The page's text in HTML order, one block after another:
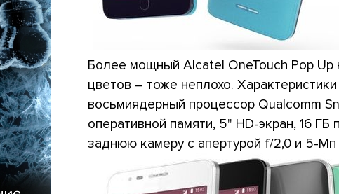
Более мощный Alcatel OneTouch Pop Up
цветов – тоже неплохо.
восьмиядерный процессор Qualcomm
оперативной памяти, 5" HD-экран, 16
заднюю камеру с апертурой f/2,0 и 5-Мп